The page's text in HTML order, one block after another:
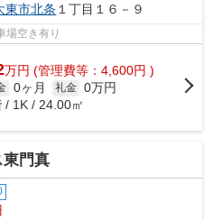
東市北条 １丁目１６－９
場空き有り
万円 (管理費等：4,600円 )
0ヶ月 礼金 0万円
/ 1K / 24.00㎡
東門真